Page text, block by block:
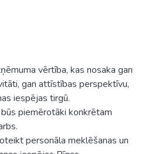
vērtība, kas nosaka gan
gan attīstības perspektīvu,
iespējas tirgū.
piemērotāki konkrētam
personāla meklēšanas un